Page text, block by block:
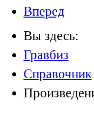
Вперед
Вы здесь:
Гравбиз
Справочник